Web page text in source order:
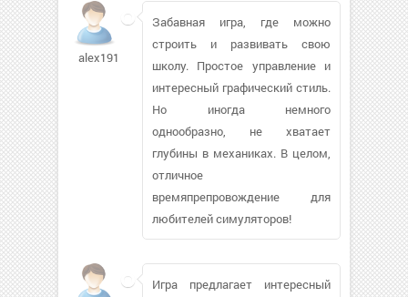
alex191065
Забавная игра, где можно
строить и развивать свою
школу. Простое управление и
интересный графический стиль.
Но иногда немного
однообразно, не хватает
глубины в механиках. В целом,
отличное
времяпрепровождение для
любителей симуляторов!
Игра предлагает интересный